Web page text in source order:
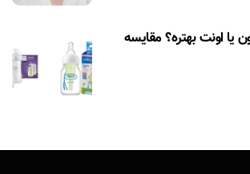
یا اونت بهتره؟ مقایسه